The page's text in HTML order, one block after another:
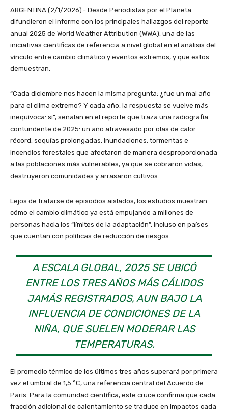
ARGENTINA (2/1/2026).- Desde Periodistas por el Planeta
difundieron el informe con los principales hallazgos del reporte
anual 2025 de World Weather Attribution (WWA), una de las
iniciativas científicas de referencia a nivel global en el análisis del
vínculo entre cambio climático y eventos extremos, y que estos
demuestran.
“Cada diciembre nos hacen la misma pregunta: ¿fue un mal año
para el clima extremo? Y cada año, la respuesta se vuelve más
inequívoca: sí”, señalan en el reporte que traza una radiografía
contundente de 2025: un año atravesado por olas de calor
récord, sequías prolongadas, inundaciones, tormentas e
incendios forestales que afectaron de manera desproporcionada
a las poblaciones más vulnerables, ya que se cobraron vidas,
destruyeron comunidades y arrasaron cultivos.
Lejos de tratarse de episodios aislados, los estudios muestran
cómo el cambio climático ya está empujando a millones de
personas hacia los “límites de la adaptación”, incluso en países
que cuentan con políticas de reducción de riesgos.
A ESCALA GLOBAL, 2025 SE UBICÓ
ENTRE LOS TRES AÑOS MÁS CÁLIDOS
JAMÁS REGISTRADOS, AUN BAJO LA
INFLUENCIA DE CONDICIONES DE LA
NIÑA, QUE SUELEN MODERAR LAS
TEMPERATURAS.
El promedio térmico de los últimos tres años superará por primera
vez el umbral de 1,5 °C, una referencia central del Acuerdo de
París. Para la comunidad científica, este cruce confirma que cada
fracción adicional de calentamiento se traduce en impactos cada